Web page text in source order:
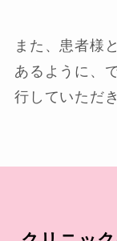
また、患者様
あるように、
行していただ